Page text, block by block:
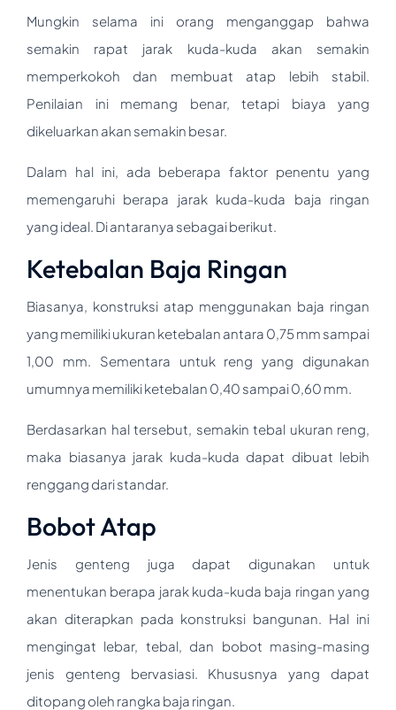
Mungkin selama ini orang menganggap bahwa
semakin rapat jarak kuda-kuda akan semakin
memperkokoh dan membuat atap lebih stabil.
Penilaian ini memang benar, tetapi biaya yang
dikeluarkan akan semakin besar.
Dalam hal ini, ada beberapa faktor penentu yang
memengaruhi berapa jarak kuda-kuda baja ringan
yang ideal. Di antaranya sebagai berikut.
Ketebalan Baja Ringan
Biasanya, konstruksi atap menggunakan baja ringan
yang memiliki ukuran ketebalan antara 0,75 mm sampai
1,00 mm. Sementara untuk reng yang digunakan
umumnya memiliki ketebalan 0,40 sampai 0,60 mm.
Berdasarkan hal tersebut, semakin tebal ukuran reng,
maka biasanya jarak kuda-kuda dapat dibuat lebih
renggang dari standar.
Bobot Atap
Jenis genteng juga dapat digunakan untuk
menentukan berapa jarak kuda-kuda baja ringan yang
akan diterapkan pada konstruksi bangunan. Hal ini
mengingat lebar, tebal, dan bobot masing-masing
jenis genteng bervasiasi. Khususnya yang dapat
ditopang oleh rangka baja ringan.